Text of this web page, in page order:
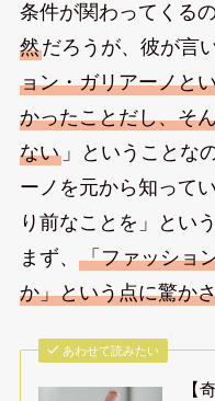
条件が関わってくる
然だろうが、彼が言
ョン・ガリアーノと
かったことだし、そ
ない」ということな
ーノを元から知って
り前なことを」とい
まず、 「ファッショ
か」という点に驚か
あわせて読みたい
【